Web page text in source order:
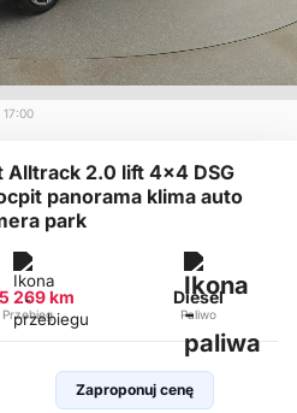
Alltrack 2.0 lift 4x4 DSG
panorama klima auto
park
269 km
Przebieg
Diesel
Paliwo
Zaproponuj cenę